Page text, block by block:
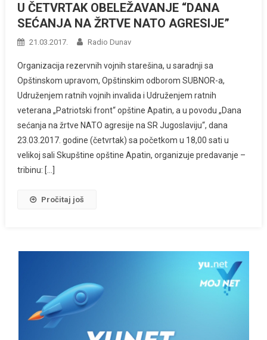
U ČETVRTAK OBELEŽAVANJE “DANA
SEĆANJA NA ŽRTVE NATO AGRESIJE”
21.03.2017. Radio Dunav
Organizacija rezervnih vojnih starešina, u saradnji sa
Opštinskom upravom, Opštinskim odborom SUBNOR-a,
Udruženjem ratnih vojnih invalida i Udruženjem ratnih
veterana „Patriotski front“ opštine Apatin, a u povodu „Dana
sećanja na žrtve NATO agresije na SR Jugoslaviju“, dana
23.03.2017. godine (četvrtak) sa početkom u 18,00 sati u
velikoj sali Skupštine opštine Apatin, organizuje predavanje –
tribinu: […]
Pročitaj još